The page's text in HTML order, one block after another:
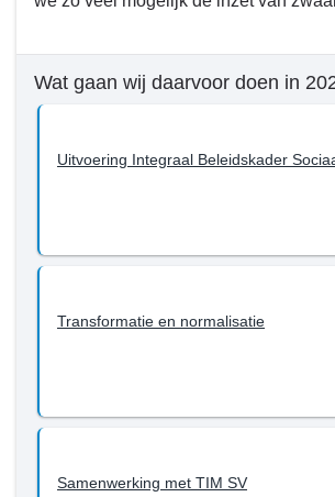
Wat gaan wij daarvoor doen in
Uitvoering Integraal Beleidskader
Transformatie en normalisatie
Samenwerking met TIM SV